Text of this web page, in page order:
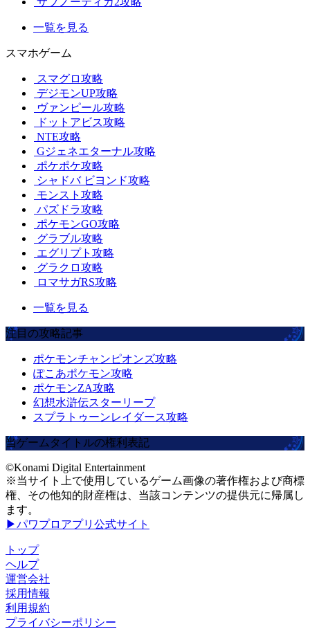
一覧を見る
スマホゲーム
スマグロ攻略
デジモンUP攻略
ヴァンピール攻略
ドットアビス攻略
NTE攻略
Gジェネエターナル攻略
ポケポケ攻略
シャドバ ビヨンド攻略
モンスト攻略
パズドラ攻略
ポケモンGO攻略
グラブル攻略
エグリプト攻略
グラクロ攻略
ロマサガRS攻略
一覧を見る
注目の攻略記事
ポケモンチャンピオンズ攻略
ぽこあポケモン攻略
ポケモンZA攻略
幻想水滸伝スターリープ
スプラトゥーンレイダース攻略
当ゲームタイトルの権利表記
©Konami Digital Entertainment
※当サイト上で使用しているゲーム画像の著作権および商標
権、その他知的財産権は、当該コンテンツの提供元に帰属し
ます。
▶パワプロアプリ公式サイト
トップ
ヘルプ
運営会社
採用情報
利用規約
プライバシーポリシー